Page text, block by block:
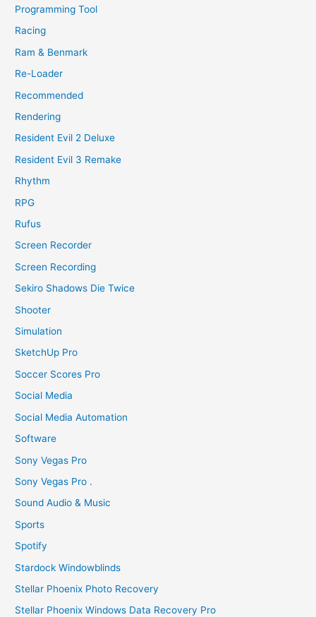
Programming Tool
Racing
Ram & Benmark
Re-Loader
Recommended
Rendering
Resident Evil 2 Deluxe
Resident Evil 3 Remake
Rhythm
RPG
Rufus
Screen Recorder
Screen Recording
Sekiro Shadows Die Twice
Shooter
Simulation
SketchUp Pro
Soccer Scores Pro
Social Media
Social Media Automation
Software
Sony Vegas Pro
Sony Vegas Pro .
Sound Audio & Music
Sports
Spotify
Stardock Windowblinds
Stellar Phoenix Photo Recovery
Stellar Phoenix Windows Data Recovery Pro